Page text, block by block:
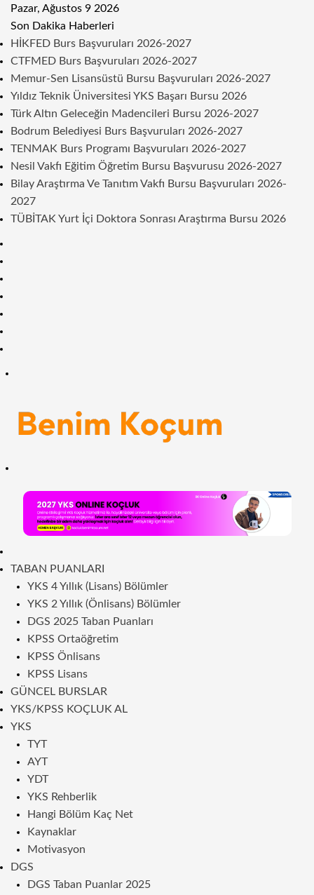
Pazar, Ağustos 9 2026
Son Dakika Haberleri
HİKFED Burs Başvuruları 2026-2027
CTFMED Burs Başvuruları 2026-2027
Memur-Sen Lisansüstü Bursu Başvuruları 2026-2027
Yıldız Teknik Üniversitesi YKS Başarı Bursu 2026
Türk Altın Geleceğin Madencileri Bursu 2026-2027
Bodrum Belediyesi Burs Başvuruları 2026-2027
TENMAK Burs Programı Başvuruları 2026-2027
Nesil Vakfı Eğitim Öğretim Bursu Başvurusu 2026-2027
Bilay Araştırma Ve Tanıtım Vakfı Bursu Başvuruları 2026-
2027
TÜBİTAK Yurt İçi Doktora Sonrası Araştırma Bursu 2026
TABAN PUANLARI
YKS 4 Yıllık (Lisans) Bölümler
YKS 2 Yıllık (Önlisans) Bölümler
DGS 2025 Taban Puanları
KPSS Ortaöğretim
KPSS Önlisans
KPSS Lisans
GÜNCEL BURSLAR
YKS/KPSS KOÇLUK AL
YKS
TYT
AYT
YDT
YKS Rehberlik
Hangi Bölüm Kaç Net
Kaynaklar
Motivasyon
DGS
DGS Taban Puanlar 2025